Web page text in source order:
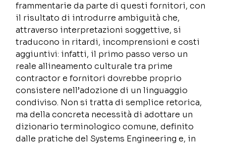
frammentarie da parte di questi fornitori, con
il risultato di introdurre ambiguità che,
attraverso interpretazioni soggettive, si
traducono in ritardi, incomprensioni e costi
aggiuntivi: infatti, il primo passo verso un
reale allineamento culturale tra prime
contractor e fornitori dovrebbe proprio
consistere nell’adozione di un linguaggio
condiviso. Non si tratta di semplice retorica,
ma della concreta necessità di adottare un
dizionario terminologico comune, definito
dalle pratiche del Systems Engineering e, in